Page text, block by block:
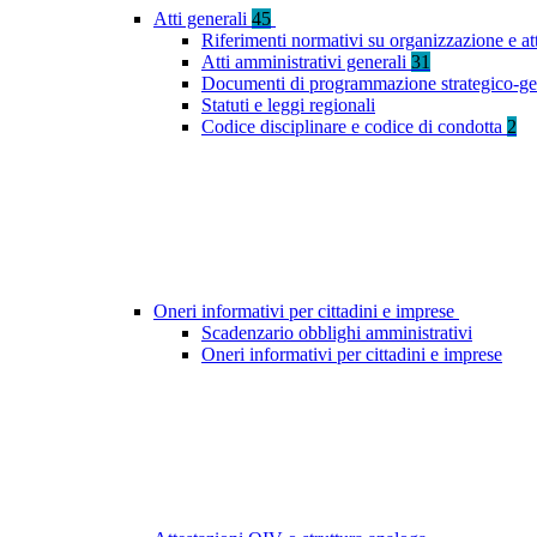
Atti generali 45
Riferimenti normativi su organizzazione e
Atti amministrativi generali 31
Documenti di programmazione strategico-
Statuti e leggi regionali
Codice disciplinare e codice di condotta 2
Oneri informativi per cittadini e imprese
Scadenzario obblighi amministrativi
Oneri informativi per cittadini e imprese